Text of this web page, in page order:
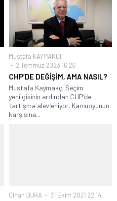
Mustafa KAYMAKÇI
2 Temmuz 2023 16:26
CHP’DE DEĞİŞİM, AMA NASIL?
Mustafa Kaymakçı Seçim
yenilgisinin ardından CHP’de
tartışma alevleniyor. Kamuoyunun
karşısına...
Cihan DURA 31 Ekim 2021 22:14